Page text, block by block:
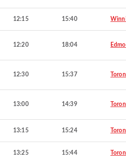
12:15 15:40
12:20 18:04
12:30 15:37
13:00 14:39
13:15 15:24
13:25 15:44